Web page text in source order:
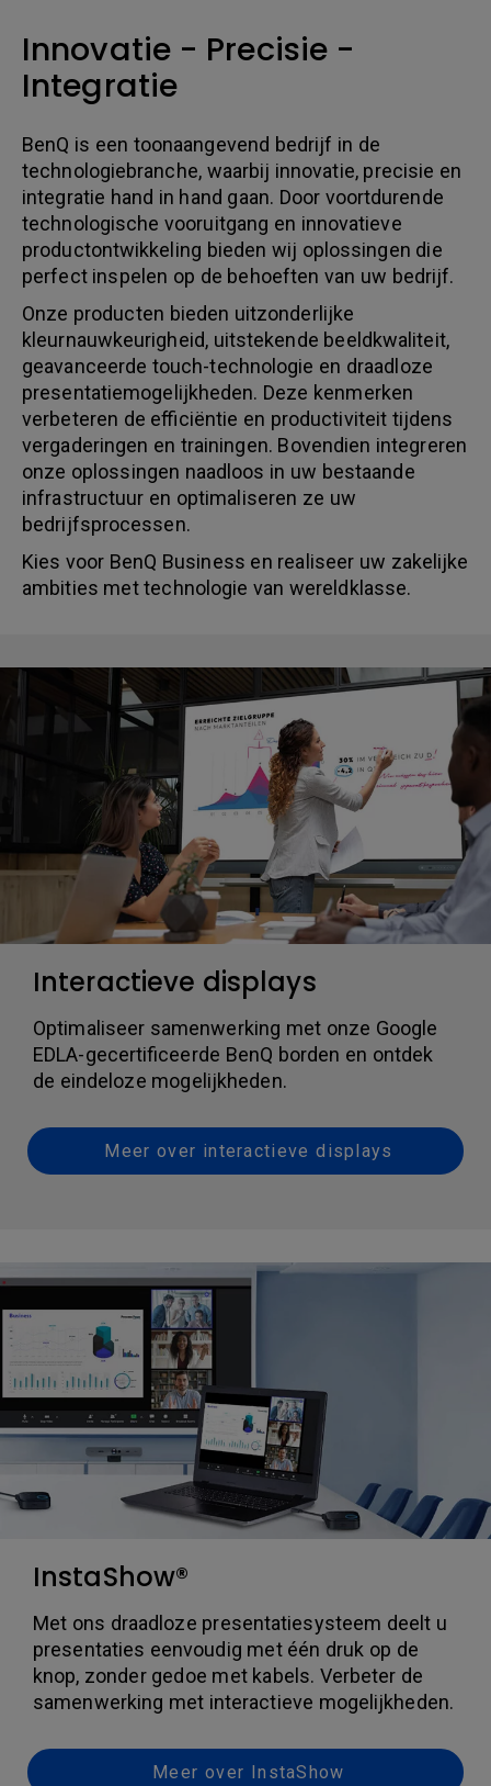
Innovatie - Precisie -
Integratie
BenQ is een toonaangevend bedrijf in de
technologiebranche, waarbij innovatie, precisie en
integratie hand in hand gaan. Door voortdurende
technologische vooruitgang en innovatieve
productontwikkeling bieden wij oplossingen die
perfect inspelen op de behoeften van uw bedrijf.
Onze producten bieden uitzonderlijke
kleurnauwkeurigheid, uitstekende beeldkwaliteit,
geavanceerde touch-technologie en draadloze
presentatiemogelijkheden. Deze kenmerken
verbeteren de efficiëntie en productiviteit tijdens
vergaderingen en trainingen. Bovendien integreren
onze oplossingen naadloos in uw bestaande
infrastructuur en optimaliseren ze uw
bedrijfsprocessen.
Kies voor BenQ Business en realiseer uw zakelijke
ambities met technologie van wereldklasse.
Interactieve displays
Optimaliseer samenwerking met onze Google
EDLA-gecertificeerde BenQ borden en ontdek
de eindeloze mogelijkheden.
Meer over interactieve displays
InstaShow®
Met ons draadloze presentatiesysteem deelt u
presentaties eenvoudig met één druk op de
knop, zonder gedoe met kabels. Verbeter de
samenwerking met interactieve mogelijkheden.
Meer over InstaShow